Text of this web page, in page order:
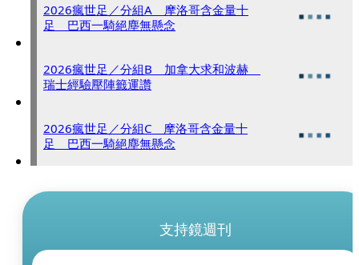
2026瘋世足／分組A 摩洛哥含金量十
足 巴西一騎絕塵無懸念
2026瘋世足／分組B 加拿大求和波赫
瑞士經驗壓陣籤運讚
2026瘋世足／分組C 摩洛哥含金量十
足 巴西一騎絕塵無懸念
支持鏡週刊